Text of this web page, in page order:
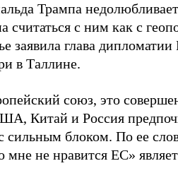
Трампа
считаться с ним как с
заявила глава
в Таллине.
союз, это
Китай и Россия
сильным блоком. По ее
не нравится ЕС»